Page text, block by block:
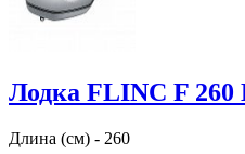
Лодка FLINC F 260
Длина (см) - 260